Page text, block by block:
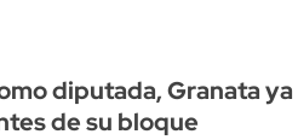
diputada, Granata ya
de su bloque